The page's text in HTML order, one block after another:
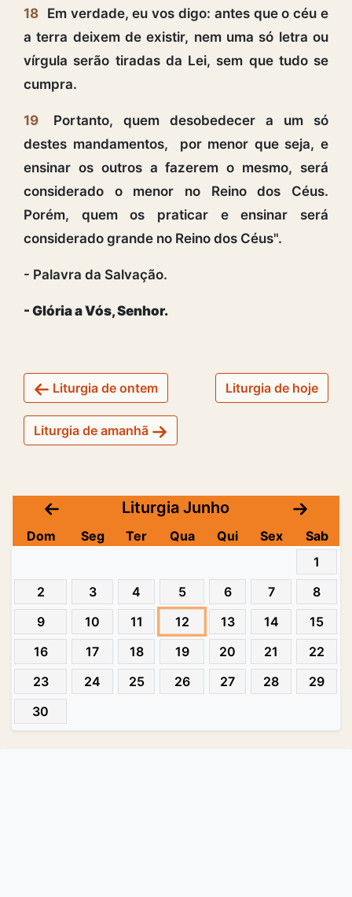
18 Em verdade, eu vos digo: antes que o céu e
a terra deixem de existir, nem uma só letra ou
vírgula serão tiradas da Lei, sem que tudo se
cumpra.
19
Portanto, quem desobedecer a um só
destes mandamentos, por menor que seja, e
ensinar os outros a fazerem o mesmo, será
considerado o menor no Reino dos Céus.
Porém, quem os praticar e ensinar será
considerado grande no Reino dos Céus".
- Palavra da Salvação.
- Glória a Vós, Senhor.
Liturgia de ontem Liturgia de hoje
Liturgia de amanhã
Liturgia Junho
Dom Seg Ter Qua Qui Sex
Sab
1
2
3 4 5 6 7
8
9
10 11 12 13 14
15
16
17 18 19 20 21
22
23
24 25 26 27 28
29
30